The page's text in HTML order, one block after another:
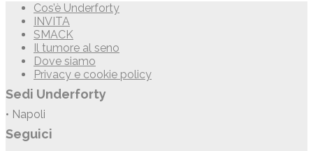
Cos’è Underforty
INVITA
SMACK
Il tumore al seno
Dove siamo
Privacy e cookie policy
Sedi Underforty
• Napoli
Seguici